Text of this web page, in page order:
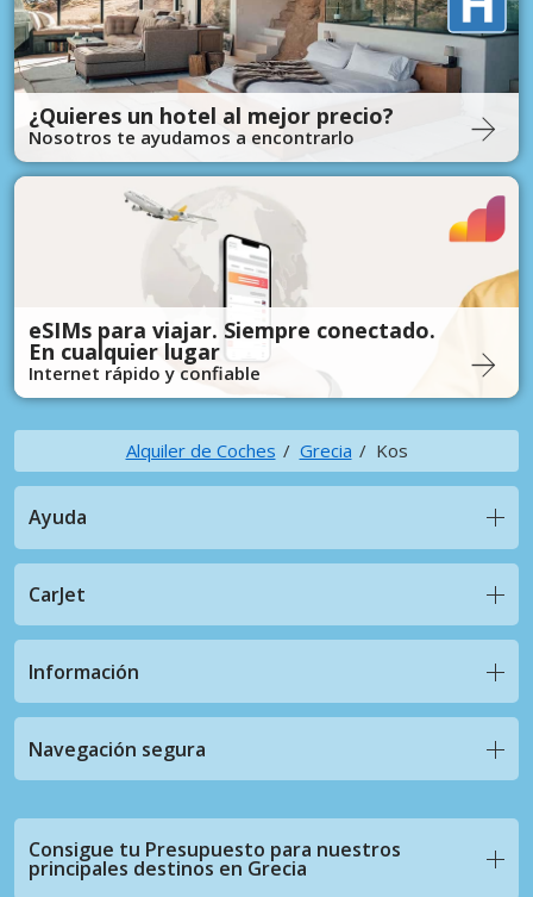
¿Quieres un hotel al mejor precio?
Nosotros te ayudamos a encontrarlo
eSIMs para viajar. Siempre conectado.
En cualquier lugar
Internet rápido y confiable
Alquiler de Coches Grecia Kos
Ayuda
CarJet
Información
Navegación segura
Consigue tu Presupuesto para nuestros
principales destinos en Grecia